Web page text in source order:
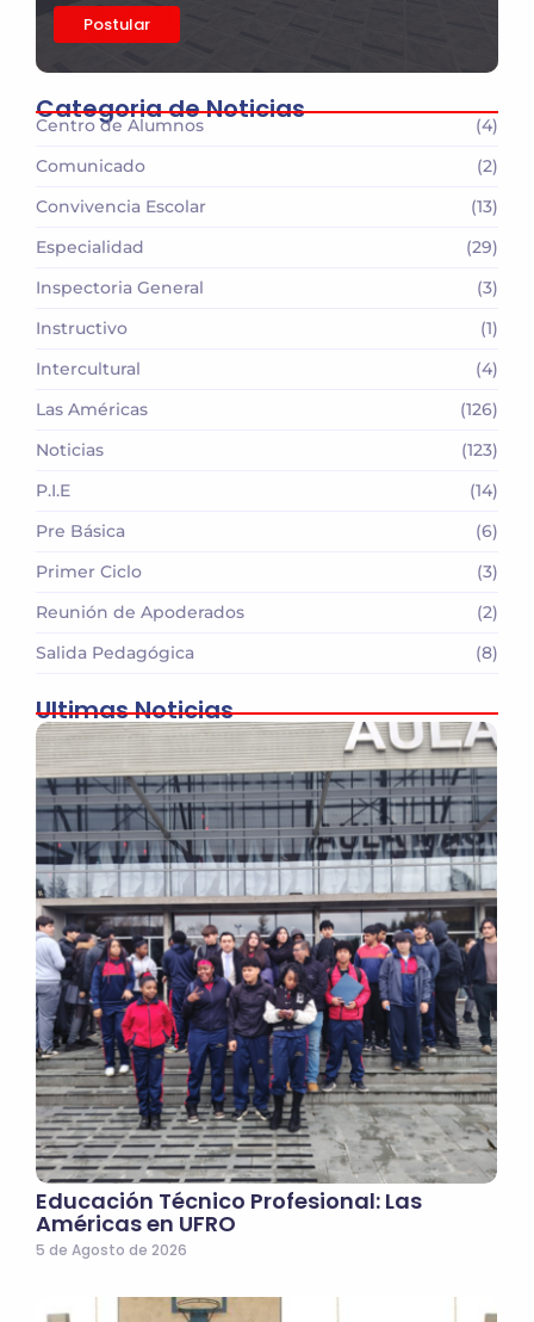
Postular
Categoria de Noticias
Centro de Alumnos
(4)
Comunicado
(2)
Convivencia Escolar
(13)
Especialidad
(29)
Inspectoria General
(3)
Instructivo
(1)
Intercultural
(4)
Las Américas
(126)
Noticias
(123)
P.I.E
(14)
Pre Básica
(6)
Primer Ciclo
(3)
Reunión de Apoderados
(2)
Salida Pedagógica
(8)
Ultimas Noticias
Educación Técnico Profesional: Las
Américas en UFRO
5 de Agosto de 2026